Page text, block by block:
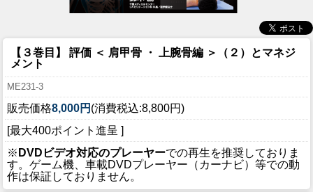
【３巻目】 評価 ＜ 肩甲骨 ・ 上腕骨編 ＞（２）とマネジ
メント
ME231-3
販売価格8,000円 (消費税込:8,800円)
[最大400ポイント進呈 ]
※ DVDビデオ対応のプレーヤーでの再生を推奨しておりま
す。ゲーム機、車載DVDプレーヤー（カーナビ）等での動
作は保証しておりません。